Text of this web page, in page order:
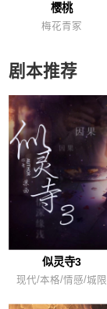
樱桃
梅花青冢
剧本推荐
似灵寺3
现代/本格/情感/城限